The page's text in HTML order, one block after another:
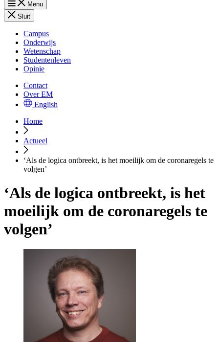
Menu
Sluit
Campus
Onderwijs
Wetenschap
Studentenleven
Opinie
Contact
Over EM
English
Home
Actueel
‘Als de logica ontbreekt, is het moeilijk om de coronaregels te
volgen’
‘Als de logica ontbreekt, is het
moeilijk om de coronaregels te
volgen’